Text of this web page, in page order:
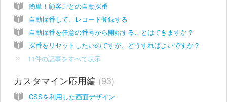
簡単！顧客ごとの自動採番
自動採番して、レコード登録する
自動採番を任意の番号から開始することはできますか？
採番をリセットしたいのですが、どうすればよいですか？
11件の記事をすべて表示
カスタマイン応用編 93
CSSを利用した画面デザイン